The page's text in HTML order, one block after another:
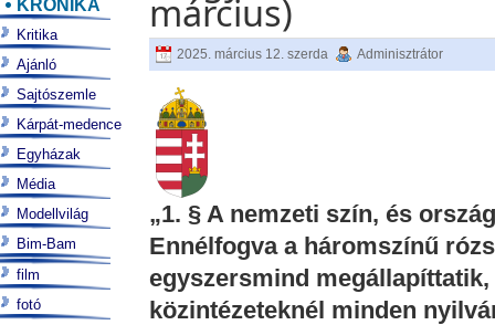
március)
2025. március 12. szerda Adminisztrátor
„1. § A nemzeti szín, és
Ennélfogva a háromszínű
egyszersmind
közintézeteknél minden
KRÓNIKA
Kritika
Ajánló
Sajtószemle
Kárpát-medence
Egyházak
Média
Modellvilág
Bim-Bam
film
fotó